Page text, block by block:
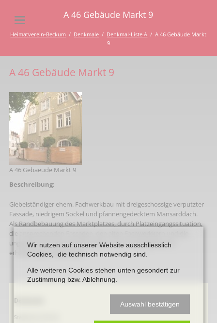
A 46 Gebäude Markt 9
Heimatverein-Beckum Denkmale Denkmal-Liste A
A 46 Gebäude Markt
9
A 46 Gebäude Markt 9
A 46 Gebaeude Markt 9
Beschreibung:
Giebelständiger ehem. Fachwerkbau mit dreigeschossige verputzter
Fassade, niedrigem Sockel und pfannengedecktem Mansarddach.
Als Randbebauung des Marktplatzes, durch Platzeingangssituation,
die ansprechenden Fassaden, den alten Fachwerkkern und die
ungewöhnliche Backsteinfassade an der Propsteigasse ein
erhaltenswerte Baukörper.
Navigation
Denkmale
Stephanus-Kirche
Wir nutzen auf unserer Website ausschliesslich
Cookies, die technisch notwendig sind.
Alle weiteren Cookies stehen unten gesondert zur
Zustimmung bzw. Ablehnung.
Auswahl bestätigen